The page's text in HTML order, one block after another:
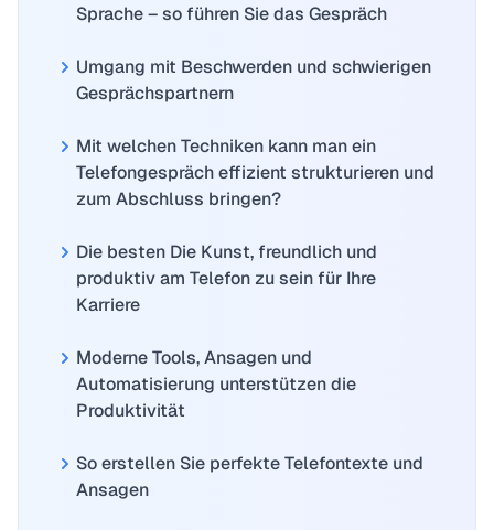
Sprache – so führen Sie das Gespräch
Umgang mit Beschwerden und schwierigen
Gesprächspartnern
Mit welchen Techniken kann man ein
Telefongespräch effizient strukturieren und
zum Abschluss bringen?
Die besten Die Kunst, freundlich und
produktiv am Telefon zu sein für Ihre
Karriere
Moderne Tools, Ansagen und
Automatisierung unterstützen die
Produktivität
So erstellen Sie perfekte Telefontexte und
Ansagen